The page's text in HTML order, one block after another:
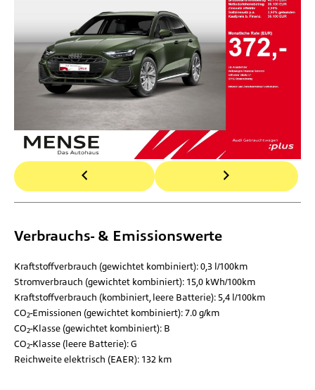
Verbrauchs- & Emissionswerte
Kraftstoffverbrauch (gewichtet kombiniert): 0,3 l/100km
Stromverbrauch (gewichtet kombiniert): 15,0 kWh/100km
Kraftstoffverbrauch (kombiniert, leere Batterie): 5,4 l/100km
CO2-Emissionen (gewichtet kombiniert): 7.0 g/km
CO2-Klasse (gewichtet kombiniert): B
CO2-Klasse (leere Batterie): G
Reichweite elektrisch (EAER): 132 km